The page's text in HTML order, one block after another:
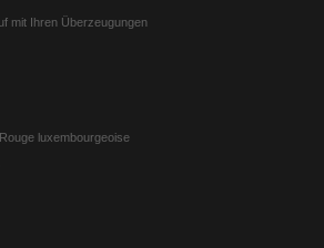
mit Ihren Überzeugungen
luxembourgeoise